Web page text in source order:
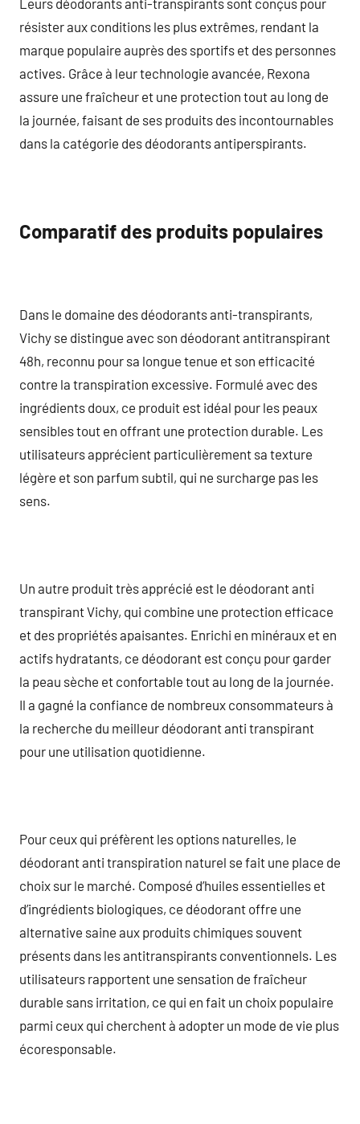
résister aux conditions les plus extrêmes, rendant la
marque populaire auprès des sportifs et des personnes
actives. Grâce à leur technologie avancée, Rexona
assure une fraîcheur et une protection tout au long de
la journée, faisant de ses produits des incontournables
dans la catégorie des déodorants antiperspirants.
Comparatif des produits populaires
Dans le domaine des déodorants anti-transpirants,
Vichy se distingue avec son déodorant antitranspirant
48h, reconnu pour sa longue tenue et son efficacité
contre la transpiration excessive. Formulé avec des
ingrédients doux, ce produit est idéal pour les peaux
sensibles tout en offrant une protection durable. Les
utilisateurs apprécient particulièrement sa texture
légère et son parfum subtil, qui ne surcharge pas les
sens.
Un autre produit très apprécié est le déodorant anti
transpirant Vichy, qui combine une protection efficace
et des propriétés apaisantes. Enrichi en minéraux et en
actifs hydratants, ce déodorant est conçu pour garder
la peau sèche et confortable tout au long de la journée.
Il a gagné la confiance de nombreux consommateurs à
la recherche du meilleur déodorant anti transpirant
pour une utilisation quotidienne.
Pour ceux qui préfèrent les options naturelles, le
déodorant anti transpiration naturel se fait une place de
choix sur le marché. Composé d’huiles essentielles et
d’ingrédients biologiques, ce déodorant offre une
alternative saine aux produits chimiques souvent
présents dans les antitranspirants conventionnels. Les
utilisateurs rapportent une sensation de fraîcheur
durable sans irritation, ce qui en fait un choix populaire
parmi ceux qui cherchent à adopter un mode de vie plus
écoresponsable.